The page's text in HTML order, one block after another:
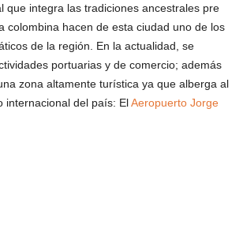
que integra las tradiciones ancestrales pre
colombina hacen de esta ciudad uno de los
de la región. En la actualidad, se
portuarias y de comercio; además
zona altamente turística ya que alberga al
internacional del país: ElAeropuerto Jorge